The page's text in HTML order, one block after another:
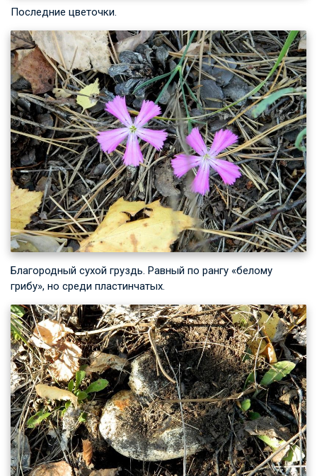
Последние цветочки.
Благородный сухой груздь. Равный по рангу «белому
грибу», но среди пластинчатых.